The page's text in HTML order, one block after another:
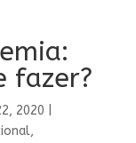
fazer?
2020
,